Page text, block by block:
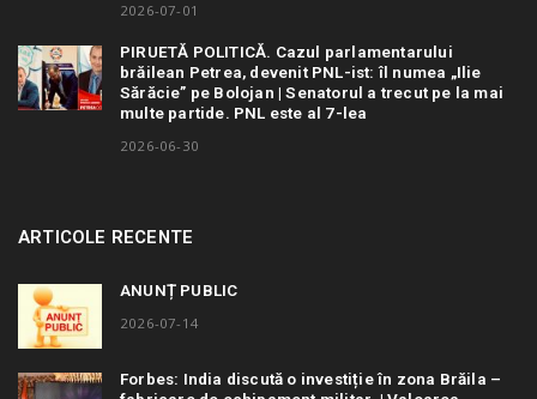
2026-07-01
PIRUETĂ POLITICĂ. Cazul parlamentarului
brăilean Petrea, devenit PNL-ist: îl numea „Ilie
Sărăcie” pe Bolojan | Senatorul a trecut pe la mai
multe partide. PNL este al 7-lea
2026-06-30
ARTICOLE RECENTE
ANUNȚ PUBLIC
2026-07-14
Forbes: India discută o investiție în zona Brăila –